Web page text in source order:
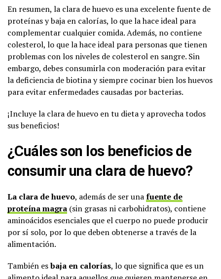
En resumen, la clara de huevo es una excelente fuente de
proteínas y baja en calorías, lo que la hace ideal para
complementar cualquier comida. Además, no contiene
colesterol, lo que la hace ideal para personas que tienen
problemas con los niveles de colesterol en sangre. Sin
embargo, debes consumirla con moderación para evitar
la deficiencia de biotina y siempre cocinar bien los huevos
para evitar enfermedades causadas por bacterias.
¡Incluye la clara de huevo en tu dieta y aprovecha todos
sus beneficios!
¿Cuáles son los beneficios de
consumir una clara de huevo?
La clara de huevo, además de ser unafuente de
proteína magra (sin grasas ni carbohidratos), contiene
aminoácidos esenciales que el cuerpo no puede producir
por sí solo, por lo que deben obtenerse a través de la
alimentación.
También esbaja en calorías, lo que significa que es un